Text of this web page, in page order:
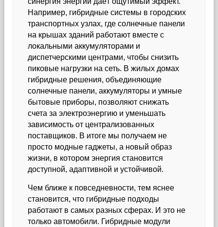
Например, гибридные системы в городских
транспортных узлах, где солнечные панели
на крышах зданий работают вместе с
локальными аккумуляторами и
диспетчерскими центрами, чтобы снизить
пиковые нагрузки на сеть. В жилых домах
гибридные решения, объединяющие
солнечные панели, аккумуляторы и умные
бытовые приборы, позволяют снижать
счета за электроэнергию и уменьшать
зависимость от централизованных
поставщиков. В итоге мы получаем не
просто модные гаджеты, а новый образ
жизни, в котором энергия становится
доступной, адаптивной и устойчивой.
Чем ближе к повседневности, тем яснее
становится, что гибридные подходы
работают в самых разных сферах. И это не
только автомобили. Гибридные модули